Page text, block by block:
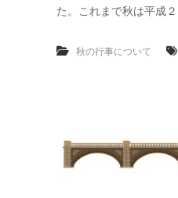
た。これまで秋は平成
秋の行事について